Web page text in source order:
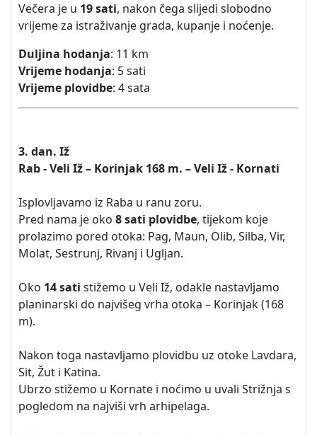
Večera je u 19 sati, nakon čega slijedi slobodno
vrijeme za istraživanje grada, kupanje i noćenje.
Duljina hodanja: 11 km
Vrijeme hodanja: 5 sati
Vrijeme plovidbe: 4 sata
3. dan. Iž
Rab - Veli Iž – Korinjak 168 m. – Veli Iž - Kornati
Isplovljavamo iz Raba u ranu zoru.
Pred nama je oko 8 sati plovidbe, tijekom koje
prolazimo pored otoka: Pag, Maun, Olib, Silba, Vir,
Molat, Sestrunj, Rivanj i Ugljan.
Oko 14 sati stižemo u Veli Iž, odakle nastavljamo
planinarski do najvišeg vrha otoka – Korinjak (168
m).
Nakon toga nastavljamo plovidbu uz otoke Lavdara,
Sit, Žut i Katina.
Ubrzo stižemo u Kornate i noćimo u uvali Strižnja s
pogledom na najviši vrh arhipelaga.